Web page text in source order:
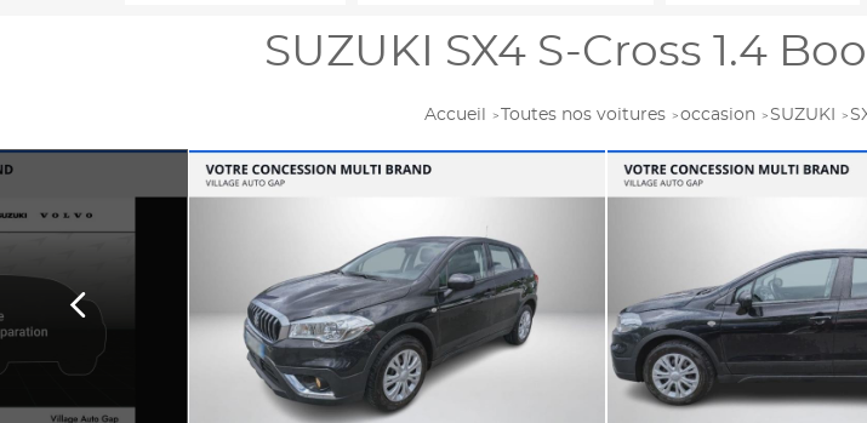
SUZUKI SX4 S-Cross 1.4
Accueil Toutes nos voitures occasion SUZUKI